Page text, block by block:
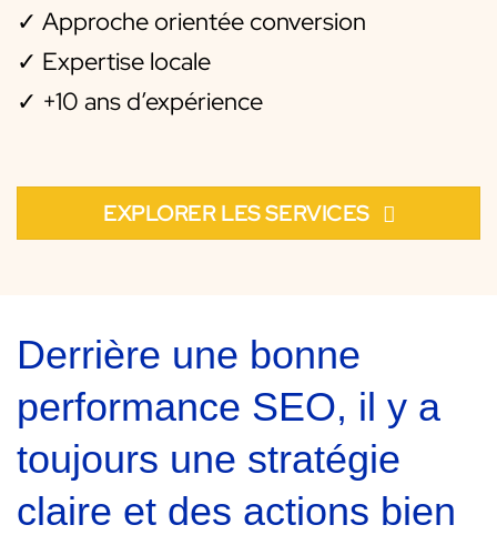
✓ Approche orientée conversion
✓ Expertise locale
✓ +10 ans d’expérience
EXPLORER LES SERVICES
Derrière une bonne
performance SEO, il y a
toujours une stratégie
claire et des actions bien